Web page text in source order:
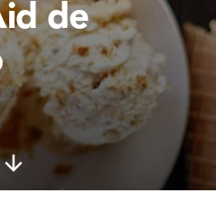
de